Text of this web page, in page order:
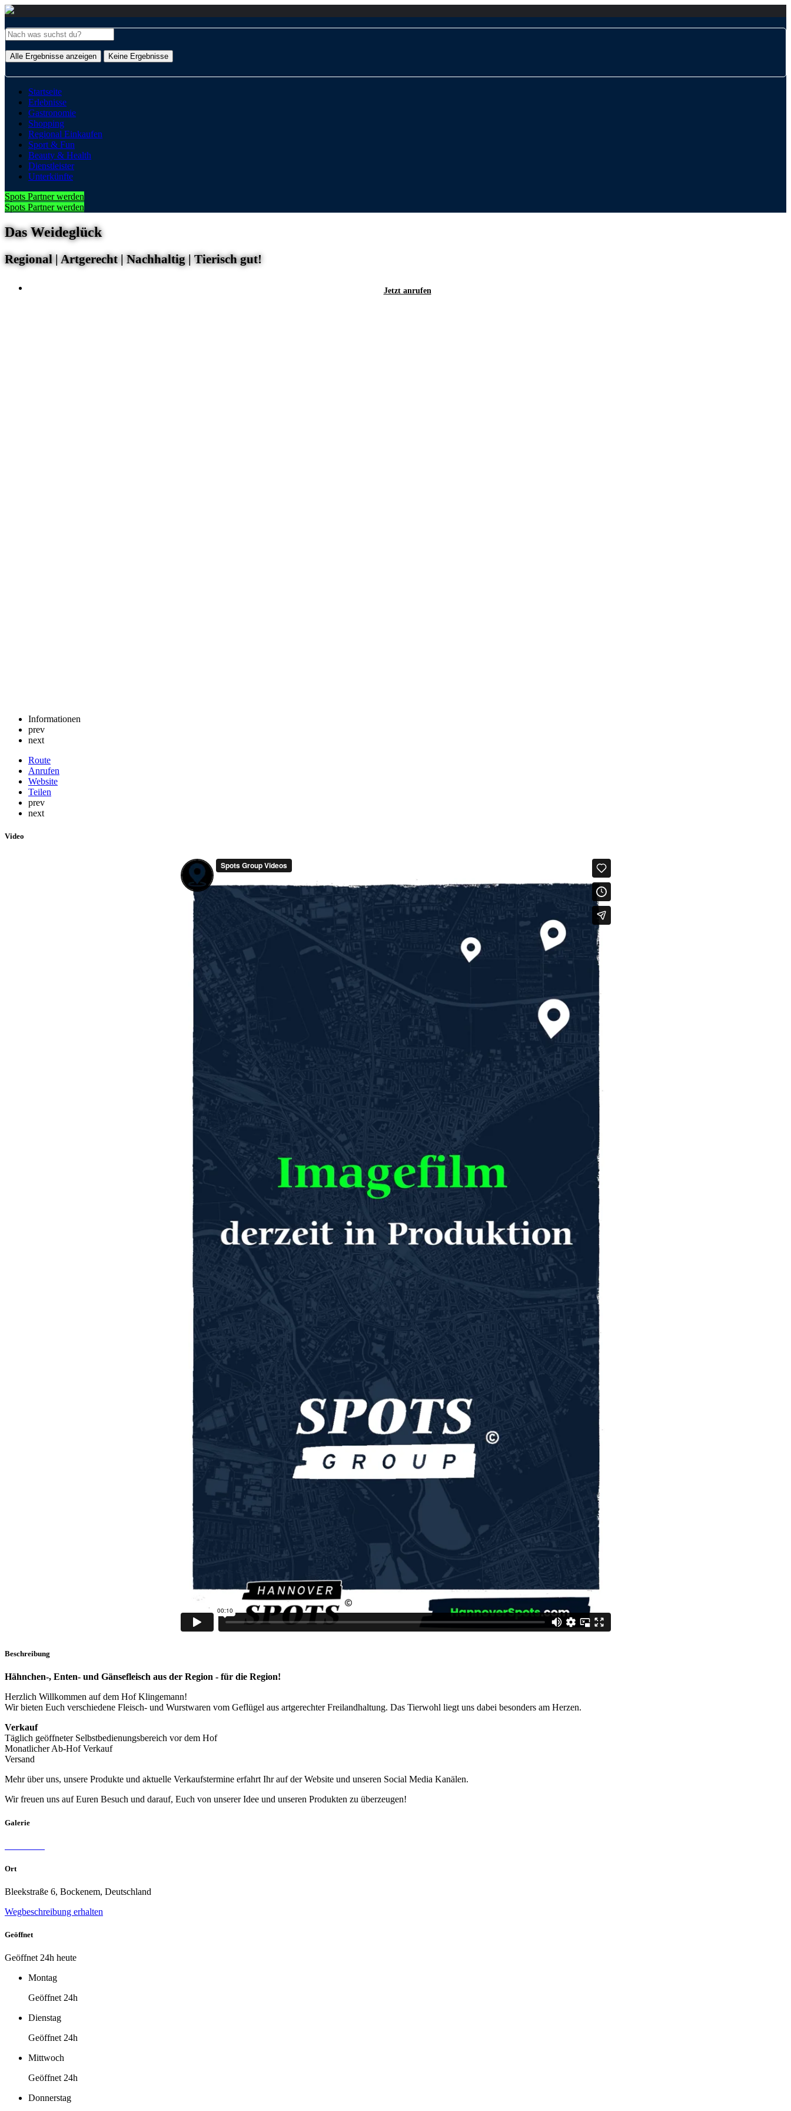
Alle Ergebnisse anzeigen Keine Ergebnisse
Startseite
Erlebnisse
Gastronomie
Shopping
Regional Einkaufen
Sport & Fun
Beauty & Health
Dienstleister
Unterkünfte
Spots Partner werden
Spots Partner werden
Das Weideglück
Regional | Artgerecht | Nachhaltig | Tierisch gut!
Jetzt anrufen
Informationen
prev
next
Route
Anrufen
Website
Teilen
prev
next
Video
Beschreibung
Hähnchen-, Enten- und Gänsefleisch aus der Region - für die Region!
Herzlich Willkommen auf dem Hof Klingemann!
Wir bieten Euch verschiedene Fleisch- und Wurstwaren vom Geflügel aus artgerechter Freilandhaltung. Das Tierwohl liegt uns dabei besonders am Herzen.
Verkauf
Täglich geöffneter Selbstbedienungsbereich vor dem Hof
Monatlicher Ab-Hof Verkauf
Versand
Mehr über uns, unsere Produkte und aktuelle Verkaufstermine erfahrt Ihr auf der Website und unseren Social Media Kanälen.
Wir freuen uns auf Euren Besuch und darauf, Euch von unserer Idee und unseren Produkten zu überzeugen!
Galerie
Ort
Bleekstraße 6, Bockenem, Deutschland
Wegbeschreibung erhalten
Geöffnet
Geöffnet 24h heute
Montag
Geöffnet 24h
Dienstag
Geöffnet 24h
Mittwoch
Geöffnet 24h
Donnerstag